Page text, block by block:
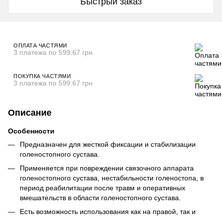
ОПЛАТА ЧАСТЯМИ
3 платежа по 599.67 грн
ПОКУПКА ЧАСТЯМИ
3 платежа по 599.67 грн
Описание
Особенности
Предназначен для жесткой фиксации и стабилизации
голеностопного сустава.
Применяется при повреждении связочного аппарата
голеностопного сустава, нестабильности голеностопа, в
период реабилитации после травм и оперативных
вмешательств в области голеностопного сустава.
Есть возможность использования как на правой, так и